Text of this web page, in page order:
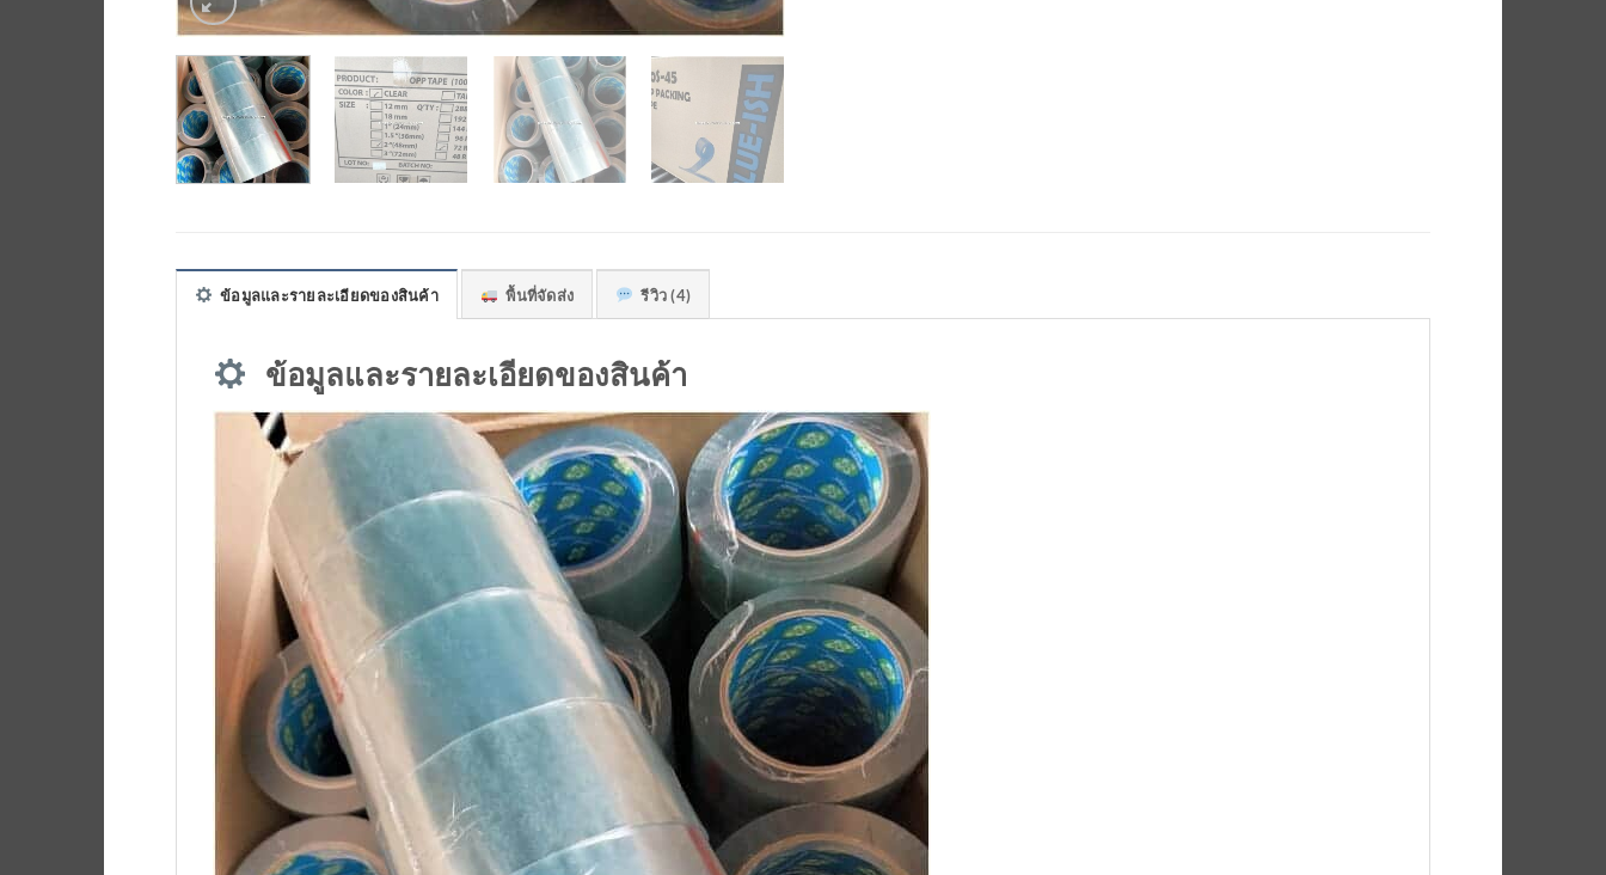
ข้อมูลและรายละเอียดของสินค้า พื้นที่จัดส่ง รีวิว (4)
ข้อมูลและรายละเอียดของสินค้า